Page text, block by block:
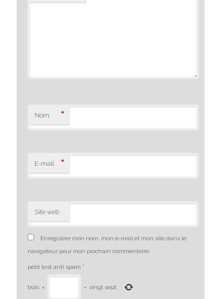
Nom *
E-mail *
Site web
Enregistrer mon nom, mon e-mail et mon site dans le
navigateur pour mon prochain commentaire.
petit test anti spam *
trois × = vingt sept